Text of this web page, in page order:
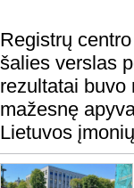
Registrų
šalies verslas
rezultatai buvo
mažesnę
Lietuvos